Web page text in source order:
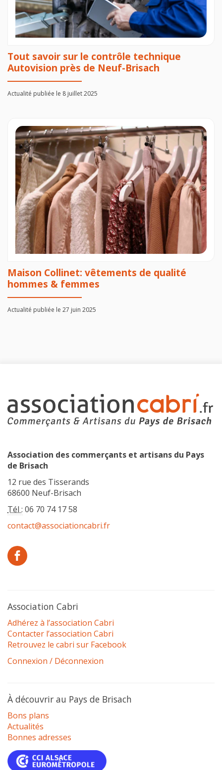
Tout savoir sur le contrôle technique
Autovision près de Neuf-Brisach
Actualité publiée le 8 juillet 2025
Maison Collinet: vêtements de qualité
hommes & femmes
Actualité publiée le 27 juin 2025
Association des commerçants et artisans du Pays
de Brisach
12 rue des Tisserands
68600 Neuf-Brisach
Tél : 06 70 74 17 58
contact@associationcabri.fr
Association Cabri
Adhérez à l’association Cabri
Contacter l’association Cabri
Retrouvez le cabri sur Facebook
Connexion / Déconnexion
À découvrir au Pays de Brisach
Bons plans
Actualités
Bonnes adresses